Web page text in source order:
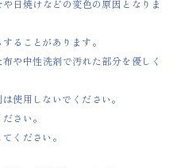
日焼けなどの変色の原因となりま
ることがあります。
や中性洗剤で汚れた部分を優しく
使用しないでください。
さい。
ください。